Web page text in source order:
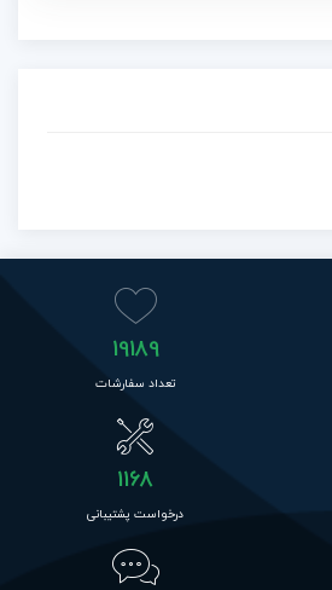
19189
تعداد سفارشات
1168
درخواست پشتیبانی